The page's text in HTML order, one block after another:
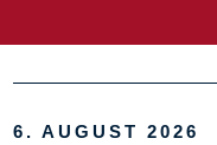
6. AUGUST 2026